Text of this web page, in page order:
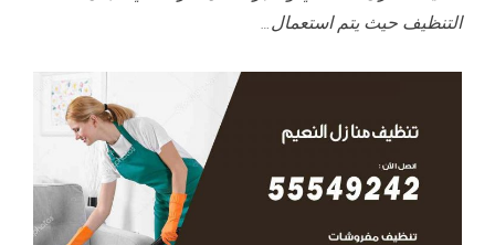
التنظيف حيث يتم استعمال…